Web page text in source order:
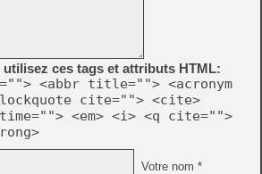
utilisez ces tags et attributs HTML:
<abbr title=""> <acronym
cite=""> <cite>
<em> <i> <q cite="">
Votre nom *